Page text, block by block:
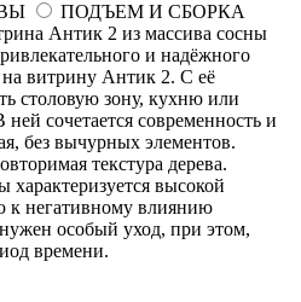
ПОДЪЕМ И СБОРКА
Антик 2 из массива сосны
и надёжного
витрину Антик 2. С её
столовую зону, кухню или
сочетается современность и
без вычурных элементов.
текстура дерева.
высокой
к негативному влиянию
особый уход, при этом,
времени.